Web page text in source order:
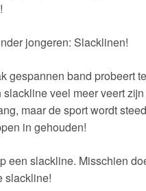
jongeren: Slacklinen!
gespannen band probeert
veel meer veert
maar de sport wordt
in gehouden!
een slackline. Misschien
slackline!